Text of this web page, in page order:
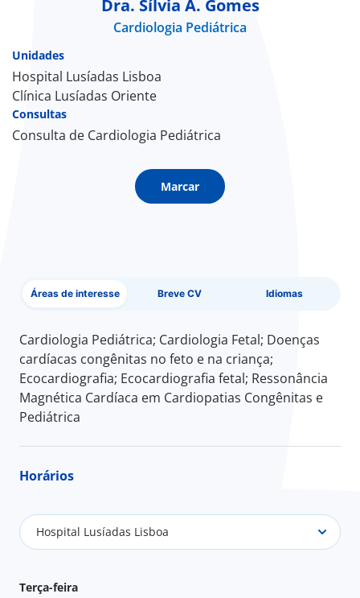
Dra. Sílvia A. Gomes
Cardiologia Pediátrica
Unidades
Hospital Lusíadas Lisboa
Clínica Lusíadas Oriente
Consultas
Consulta de Cardiologia Pediátrica
Marcar
Áreas de interesse Breve CV Idiomas
Cardiologia Pediátrica; Cardiologia Fetal; Doenças
cardíacas congênitas no feto e na criança;
Ecocardiografia; Ecocardiografia fetal; Ressonância
Magnética Cardíaca em Cardiopatias Congênitas e
Pediátrica
Horários
Hospital Lusíadas Lisboa
Terça-feira